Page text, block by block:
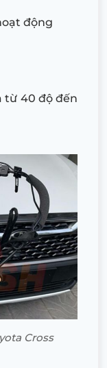
động
từ 40 độ đến
Cross